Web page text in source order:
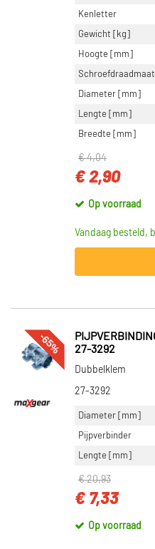
Kenletter
Gewicht [kg]
Hoogte [mm]
Schroefdraadmaat
Diameter [mm]
Lengte [mm]
Breedte [mm]
€ 4,04
€ 2,90
Op voorraad
Vandaag besteld,
-65%
27-3292
Dubbelklem
27-3292
Diameter [mm]
Pijpverbinder
Lengte [mm]
€ 20,93
€ 7,33
Op voorraad